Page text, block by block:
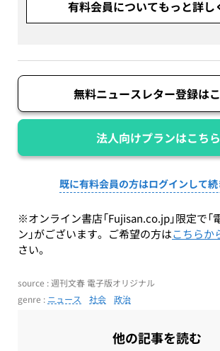
有料会員についてもっと詳し
無料ニュースレター登録は
法人向けプランはこちら
既に有料会員の方はログインして
※オンライン書店「Fujisan.co.jp」限定で「
ン」がございます。ご希望の方はこちらか
さい。
source : 週刊文春 電子版オリジナル
genre : ニュース 社会 政治
他の記事を読む